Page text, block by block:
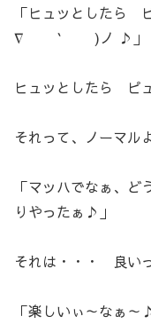
「ヒュッとした
∇ ｀ )ノ ♪」
ヒュッとしたら ピ
それって、ノーマル
「マッハでなぁ、
りやったぁ♪」
それは・・・ 良い
「楽しいぃ～なぁ～